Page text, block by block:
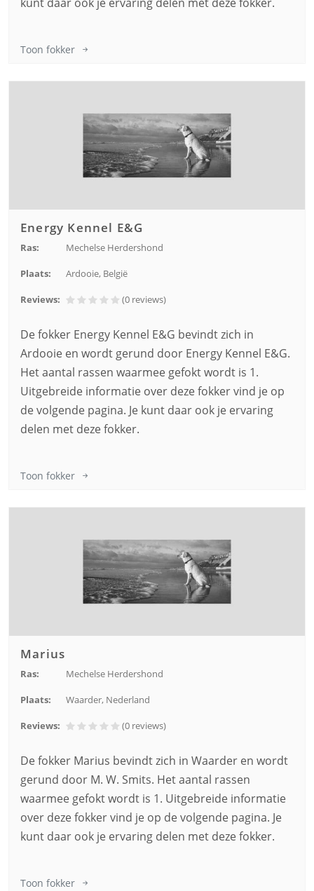
kunt daar ook je ervaring delen met deze fokker.
Toon fokker
Energy Kennel E&G
Ras: Mechelse Herdershond
Plaats: Ardooie, België
Reviews: (0 reviews)
De fokker Energy Kennel E&G bevindt zich in
Ardooie en wordt gerund door Energy Kennel E&G.
Het aantal rassen waarmee gefokt wordt is 1.
Uitgebreide informatie over deze fokker vind je op
de volgende pagina. Je kunt daar ook je ervaring
delen met deze fokker.
Toon fokker
Marius
Ras: Mechelse Herdershond
Plaats: Waarder, Nederland
Reviews: (0 reviews)
De fokker Marius bevindt zich in Waarder en wordt
gerund door M. W. Smits. Het aantal rassen
waarmee gefokt wordt is 1. Uitgebreide informatie
over deze fokker vind je op de volgende pagina. Je
kunt daar ook je ervaring delen met deze fokker.
Toon fokker